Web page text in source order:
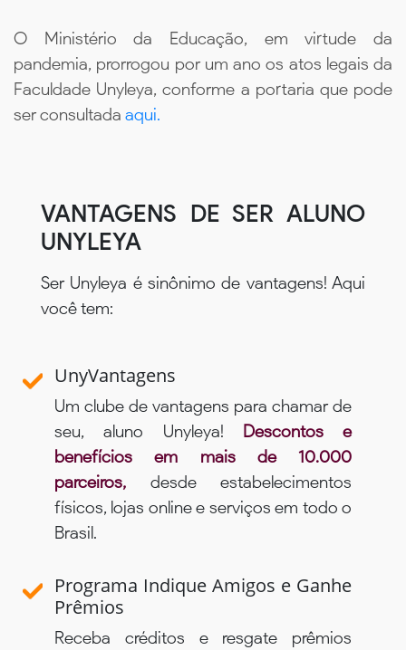
O Ministério da Educação, em virtude da
pandemia, prorrogou por um ano os atos legais da
Faculdade Unyleya, conforme a portaria que pode
ser consultada aqui.
VANTAGENS DE SER ALUNO
UNYLEYA
Ser Unyleya é sinônimo de vantagens! Aqui
você tem:
UnyVantagens
Um clube de vantagens para chamar de
seu, aluno Unyleya! Descontos e
benefícios em mais de 10.000
parceiros, desde estabelecimentos
físicos, lojas online e serviços em todo o
Brasil.
Programa Indique Amigos e Ganhe
Prêmios
Receba créditos e resgate prêmios